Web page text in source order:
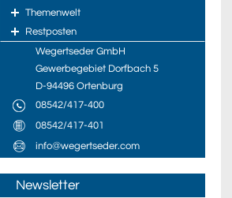
Themenwelt
Restposten
Wegertseder GmbH
Gewerbegebiet Dorfbach 5
D-94496 Ortenburg
08542/417-400
08542/417-401
info@wegertseder.com
Newsletter